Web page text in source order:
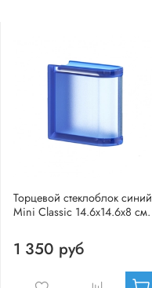
Торцевой стеклоблок синий
Mini Classic 14.6x14.6x8 см.
1 350 руб